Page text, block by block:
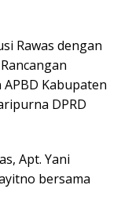
Rawas dengan
Kabupaten
DPRD
Apt. Yani
bersama